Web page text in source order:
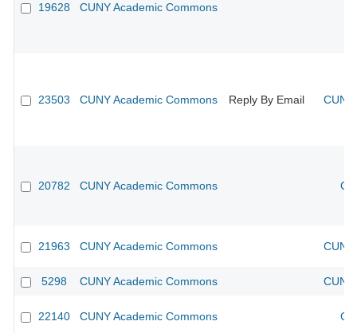
19628 CUNY Academic Commons
23503 CUNY Academic Commons Reply By Email
20782 CUNY Academic Commons
21963 CUNY Academic Commons
5298 CUNY Academic Commons
22140 CUNY Academic Commons